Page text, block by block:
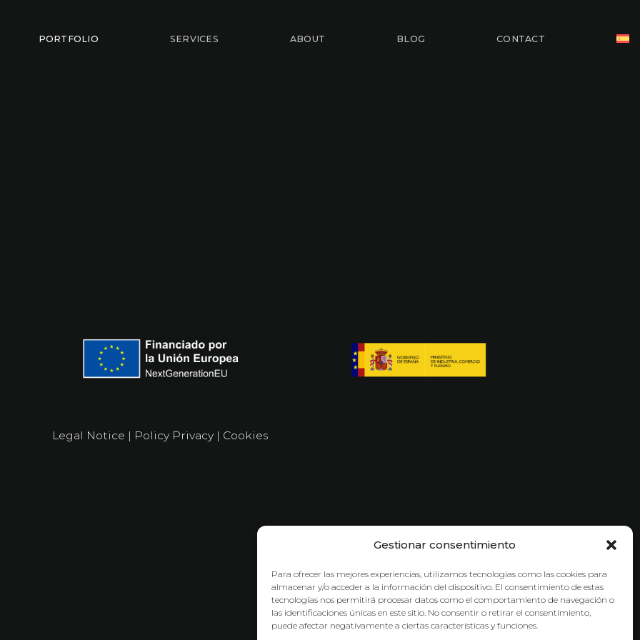
Gestionar consentimiento
Para ofrecer las mejores experiencias, utilizamos tecnologías como las cookies para
almacenar y/o acceder a la información del dispositivo. El consentimiento de estas
tecnologías nos permitirá procesar datos como el comportamiento de navegación o
las identificaciones únicas en este sitio. No consentir o retirar el consentimiento,
puede afectar negativamente a ciertas características y funciones.
PORTFOLIO SERVICES ABOUT BLOG CONTACT
Legal Notice | Policy Privacy | Cookies